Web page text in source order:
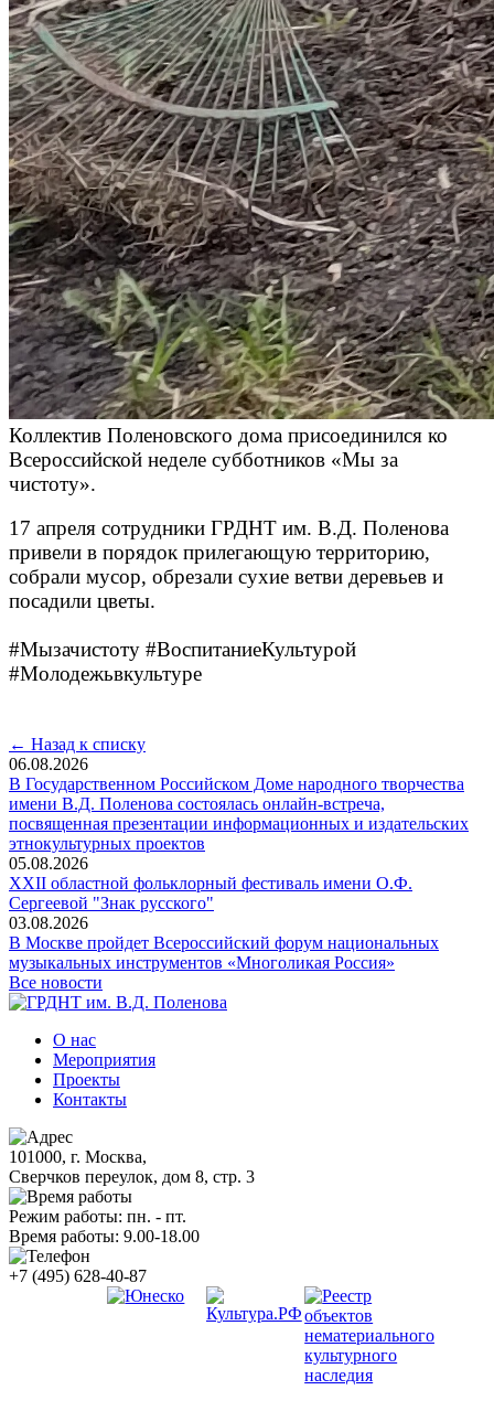
Коллектив Поленовского дома присоединился ко
Всероссийской неделе субботников «Мы за
чистоту».
17 апреля сотрудники ГРДНТ им. В.Д. Поленова
привели в порядок прилегающую территорию,
собрали мусор, обрезали сухие ветви деревьев и
посадили цветы.
#Мызачистоту #ВоспитаниеКультурой
#Молодежьвкультуре
← Назад к списку
06.08.2026
В Государственном Российском Доме народного творчества
имени В.Д. Поленова состоялась онлайн-встреча,
посвященная презентации информационных и издательских
этнокультурных проектов
05.08.2026
XXII областной фольклорный фестиваль имени О.Ф.
Сергеевой "Знак русского"
03.08.2026
В Москве пройдет Всероссийский форум национальных
музыкальных инструментов «Многоликая Россия»
Все новости
О нас
Мероприятия
Проекты
Контакты
101000, г. Москва,
Сверчков переулок, дом 8, стр. 3
Режим работы: пн. - пт.
Время работы: 9.00-18.00
+7 (495) 628-40-87